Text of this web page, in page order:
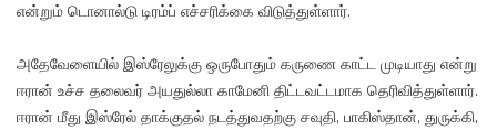
என்றும் டொனால்டு டிரம்ப் எச்சரிக்கை விடுத்துள்ளார்.
அதேவேளையில் இஸ்ரேலுக்கு ஒருபோதும் கருணை காட்ட முடியாது என்று
ஈரான் உச்ச தலைவர் அயதுல்லா காமேனி திட்டவட்டமாக தெரிவித்துள்ளார்.
ஈரான் மீது இஸ்ரேல் தாக்குதல் நடத்துவதற்கு சவுதி, பாகிஸ்தான், துருக்கி,